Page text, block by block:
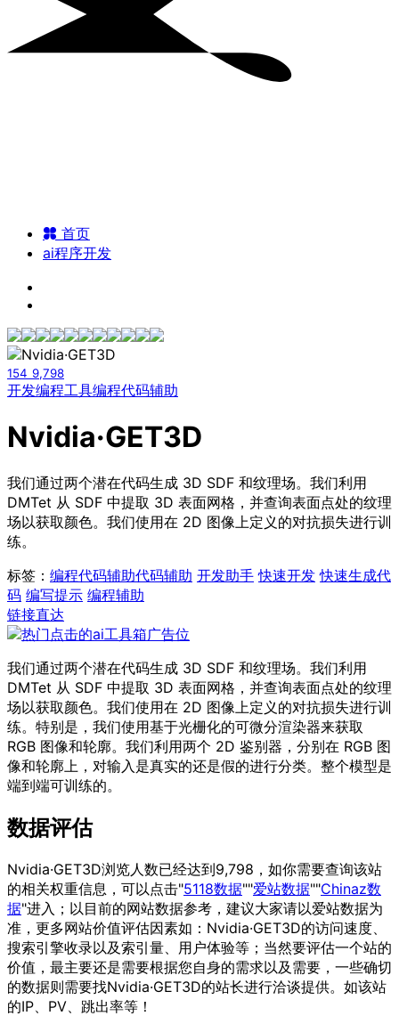
首页
ai程序开发
154 9,798
开发编程工具编程代码辅助
Nvidia·GET3D
我们通过两个潜在代码生成 3D SDF 和纹理场。我们利用
DMTet 从 SDF 中提取 3D 表面网格，并查询表面点处的纹理
场以获取颜色。我们使用在 2D 图像上定义的对抗损失进行训
练。
标签： 编程代码辅助代码辅助 开发助手 快速开发 快速生成代
码 编写提示 编程辅助
链接直达
我们通过两个潜在代码生成 3D SDF 和纹理场。我们利用
DMTet 从 SDF 中提取 3D 表面网格，并查询表面点处的纹理
场以获取颜色。我们使用在 2D 图像上定义的对抗损失进行训
练。特别是，我们使用基于光栅化的可微分渲染器来获取
RGB 图像和轮廓。我们利用两个 2D 鉴别器，分别在 RGB 图
像和轮廓上，对输入是真实的还是假的进行分类。整个模型是
端到端可训练的。
数据评估
Nvidia·GET3D浏览人数已经达到9,798，如你需要查询该站
的相关权重信息，可以点击"5118数据""爱站数据""Chinaz数
据"进入；以目前的网站数据参考，建议大家请以爱站数据为
准，更多网站价值评估因素如：Nvidia·GET3D的访问速度、
搜索引擎收录以及索引量、用户体验等；当然要评估一个站的
价值，最主要还是需要根据您自身的需求以及需要，一些确切
的数据则需要找Nvidia·GET3D的站长进行洽谈提供。如该站
的IP、PV、跳出率等！